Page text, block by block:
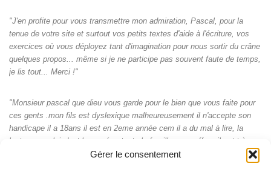
Gérer le consentement
"J'en profite pour vous transmettre mon admiration, Pascal, pour la
tenue de votre site et surtout vos petits textes d'aide à l'écriture, vos
exercices où vous déployez tant d'imagination pour nous sortir du crâne
quelques propos... même si je ne participe pas souvent faute de temps,
je lis tout... Merci !"
"Monsieur pascal que dieu vous garde pour le bien que vous faite pour
ces gents .mon fils est dyslexique malheureusement il n'accepte son
handicape il a 18ans il est en 2eme année cem il a du mal à lire, la
lecture pour lui c'est la corvée , toute la famille en souffre , il est très
nerveux ,je vous demande une méthode pour lire et pour d'autre